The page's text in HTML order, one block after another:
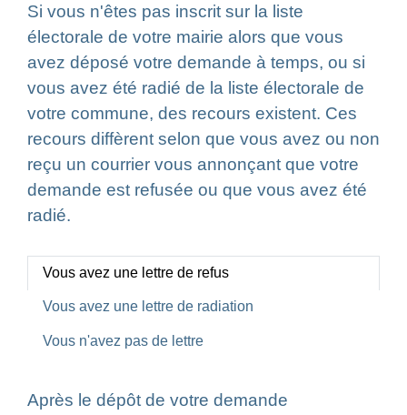
Si vous n'êtes pas inscrit sur la liste
électorale de votre mairie alors que vous
avez déposé votre demande à temps, ou si
vous avez été radié de la liste électorale de
votre commune, des recours existent. Ces
recours diffèrent selon que vous avez ou non
reçu un courrier vous annonçant que votre
demande est refusée ou que vous avez été
radié.
Vous avez une lettre de refus
Vous avez une lettre de radiation
Vous n'avez pas de lettre
Après le dépôt de votre demande